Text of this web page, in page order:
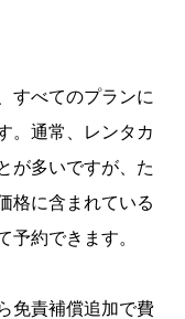
すべてのプランに
。通常、レンタカ
が多いですが、た
格に含まれている
予約できます。
免責補償追加で費